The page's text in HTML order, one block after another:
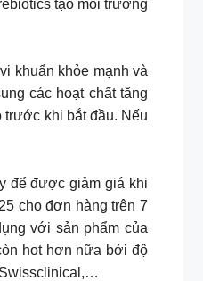
tạo môi trường
khuẩn khỏe mạnh và
các hoạt chất tăng
trước khi bắt đầu. Nếu
để được giảm giá khi
cho đơn hàng trên 7
với sản phẩm của
hot hơn nữa bởi độ
Swissclinical,…